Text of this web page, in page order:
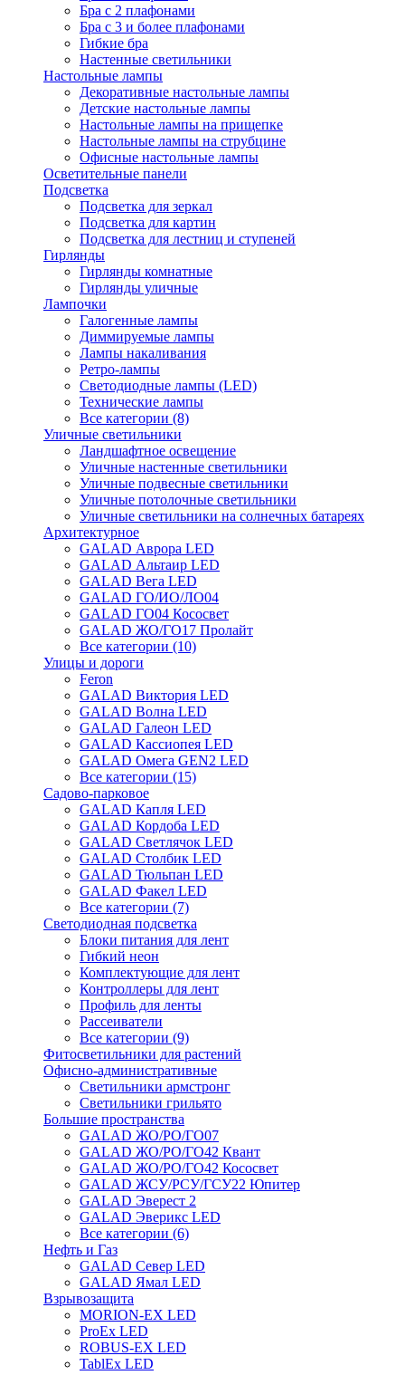
Бра с 2 плафонами
Бра с 3 и более плафонами
Гибкие бра
Настенные светильники
Настольные лампы
Декоративные настольные лампы
Детские настольные лампы
Настольные лампы на прищепке
Настольные лампы на струбцине
Офисные настольные лампы
Осветительные панели
Подсветка
Подсветка для зеркал
Подсветка для картин
Подсветка для лестниц и ступеней
Гирлянды
Гирлянды комнатные
Гирлянды уличные
Лампочки
Галогенные лампы
Диммируемые лампы
Лампы накаливания
Ретро-лампы
Светодиодные лампы (LED)
Технические лампы
Все категории (8)
Уличные светильники
Ландшафтное освещение
Уличные настенные светильники
Уличные подвесные светильники
Уличные потолочные светильники
Уличные светильники на солнечных батареях
Архитектурное
GALAD Аврора LED
GALAD Альтаир LED
GALAD Вега LED
GALAD ГО/ИО/ЛО04
GALAD ГО04 Кососвет
GALAD ЖО/ГО17 Пролайт
Все категории (10)
Улицы и дороги
Feron
GALAD Виктория LED
GALAD Волна LED
GALAD Галеон LED
GALAD Кассиопея LED
GALAD Омега GEN2 LED
Все категории (15)
Садово-парковое
GALAD Капля LED
GALAD Кордоба LED
GALAD Светлячок LED
GALAD Столбик LED
GALAD Тюльпан LED
GALAD Факел LED
Все категории (7)
Светодиодная подсветка
Блоки питания для лент
Гибкий неон
Комплектующие для лент
Контроллеры для лент
Профиль для ленты
Рассеиватели
Все категории (9)
Фитосветильники для растений
Офисно-административные
Светильники армстронг
Светильники грильято
Большие пространства
GALAD ЖО/РО/ГО07
GALAD ЖО/РО/ГО42 Квант
GALAD ЖО/РО/ГО42 Кососвет
GALAD ЖСУ/РСУ/ГСУ22 Юпитер
GALAD Эверест 2
GALAD Эверикс LED
Все категории (6)
Нефть и Газ
GALAD Север LED
GALAD Ямал LED
Взрывозащита
MORION-EX LED
ProEx LED
ROBUS-EX LED
TablEx LED